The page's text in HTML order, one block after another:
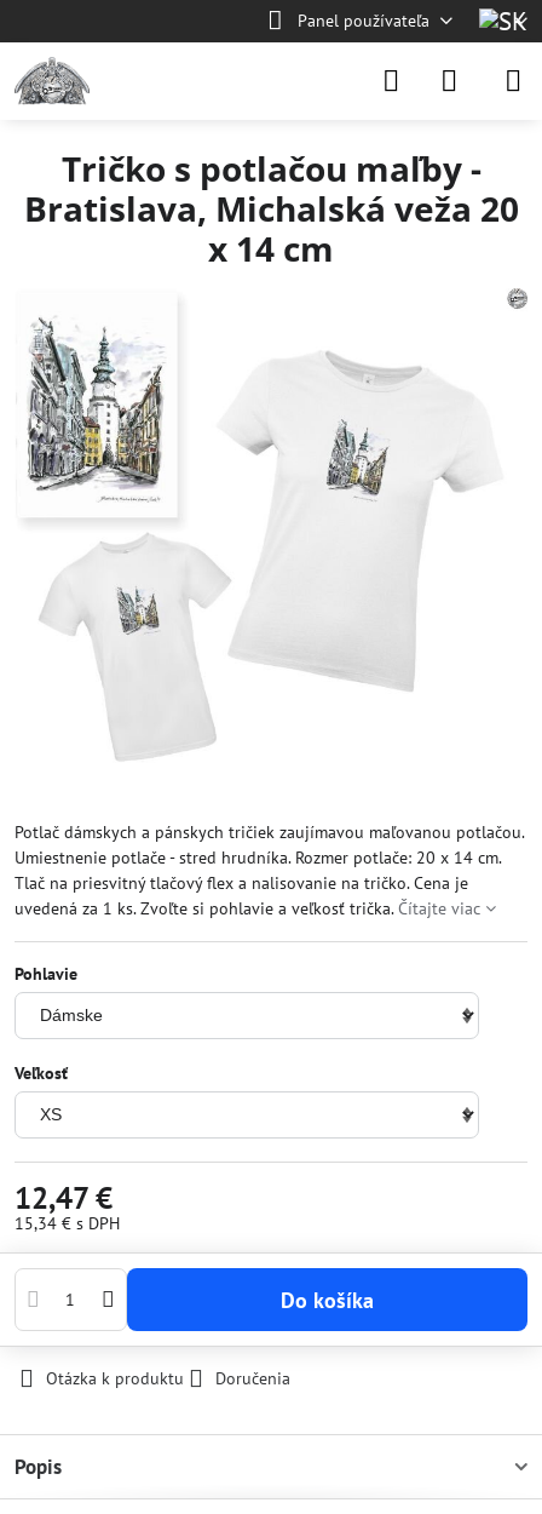
Panel používateľa
Tričko s potlačou maľby -
Bratislava, Michalská veža 20
x 14 cm
Potlač dámskych a pánskych tričiek zaujímavou maľovanou potlačou.
Umiestnenie potlače - stred hrudníka. Rozmer potlače: 20 x 14 cm.
Tlač na priesvitný tlačový flex a nalisovanie na tričko. Cena je
uvedená za 1 ks. Zvoľte si pohlavie a veľkosť trička.Čítajte viac
Pohlavie
Veľkosť
12,47 €
15,34 € s DPH
Do košíka
Otázka k produktu Doručenia
Popis